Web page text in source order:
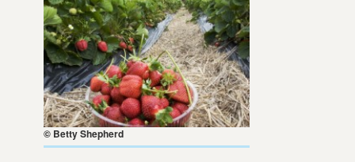
© Betty Shepherd